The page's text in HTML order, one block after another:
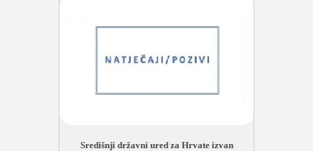
Središnji državni ured za Hrvate izvan